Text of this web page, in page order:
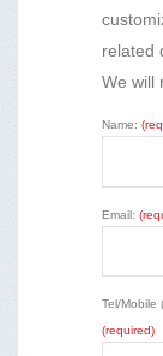
related
We will
Name:
Email:
Tel/Mobile
(required)